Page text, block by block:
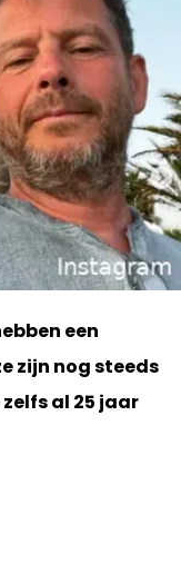
een
zijn nog steeds
al 25 jaar